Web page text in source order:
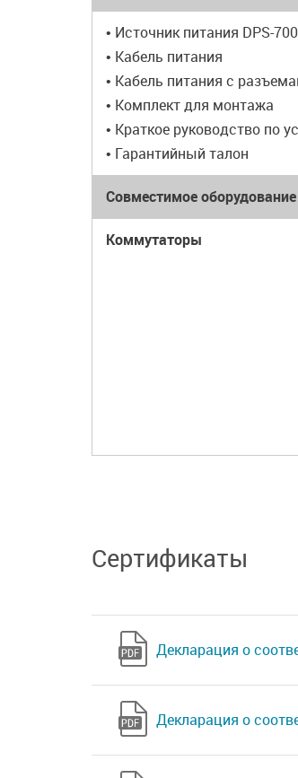
• Источник питания DPS-700
• Кабель питания
• Кабель питания с
• Комплект для монтажа
• Краткое руководство по
• Гарантийный талон
Совместимое оборудование
Коммутаторы
Сертификаты
Декларация о
Декларация о